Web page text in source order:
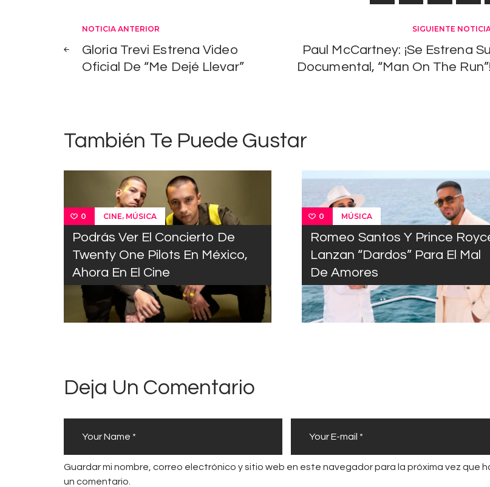
Navegación
de
NOTICIA ANTERIOR
Gloria Trevi Estrena Video
Oficial De “Me Dejé Llevar”
SIGUIENTE
Paul McCartney: ¡Se Estrena Su
Documental, “Man On The Run”!
También Te Puede Gustar
0 CINE, MÚSICA
Podrás Ver El Concierto De
Twenty One Pilots En México,
Ahora En El Cine
0 MÚSICA
Romeo Santos Y Prince
Lanzan “Dardos” Para El Mal
De Amores
Deja Un Comentario
Guardar mi nombre, correo electrónico y sitio web en este navegador para la próxima vez que
un comentario.